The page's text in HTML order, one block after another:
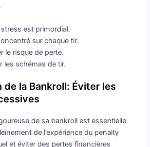
stress est primordial.
sur chaque tir.
le risque de perte.
les schémas de tir.
de la Bankroll: Éviter les
de sa bankroll est essentielle
de l’expérience du penalty
et éviter des pertes financières